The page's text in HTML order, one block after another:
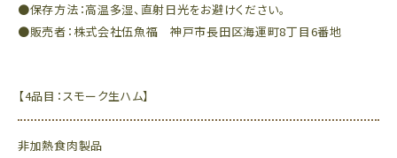
●保存方法：高温多湿、直射日光をお避けください。
●販売者：株式会社伍魚福 神戸市長田区海運町8丁目6番地
【4品目：スモーク生ハム】
非加熱食肉製品